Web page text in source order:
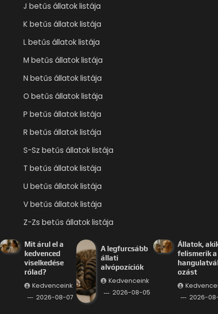
J betűs állatok listája
K betűs állatok listája
L betűs állatok listája
M betűs állatok listája
N betűs állatok listája
O betűs állatok listája
P betűs állatok listája
R betűs állatok listája
S-Sz betűs állatok listája
T betűs állatok listája
U betűs állatok listája
V betűs állatok listája
Z-Zs betűs állatok listája
Mit árul el a
kedvenced
viselkedése
rólad?
Kedvenceink
2026-08-07
A legfurcsább
állati
alvópozíciók
Kedvenceink
2026-08-05
Állatok,
felismerik a
ozást
2026-